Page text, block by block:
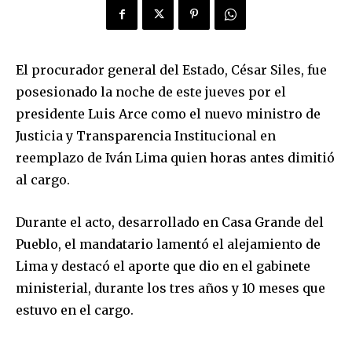
El procurador general del Estado, César Siles, fue
posesionado la noche de este jueves por el
presidente Luis Arce como el nuevo ministro de
Justicia y Transparencia Institucional en
reemplazo de Iván Lima quien horas antes dimitió
al cargo.
Durante el acto, desarrollado en Casa Grande del
Pueblo, el mandatario lamentó el alejamiento de
Lima y destacó el aporte que dio en el gabinete
ministerial, durante los tres años y 10 meses que
estuvo en el cargo.